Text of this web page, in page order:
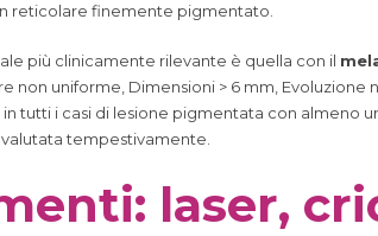
reticolare finemente pigmentato.
più clinicamente rilevante è quella con il
non uniforme, Dimensioni > 6 mm,
tutti i casi di lesione pigmentata con almeno
tempestivamente.
laser,